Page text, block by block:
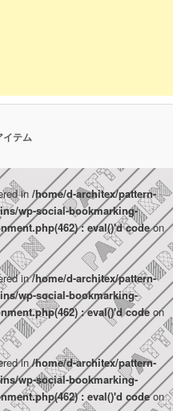
テム
in /home/d-architex/pattern-
wp-social-bookmarking-
: eval()'d codeon
in/home/d-architex/pattern-
wp-social-bookmarking-
: eval()'d codeon
in/home/d-architex/pattern-
wp-social-bookmarking-
: eval()'d codeon